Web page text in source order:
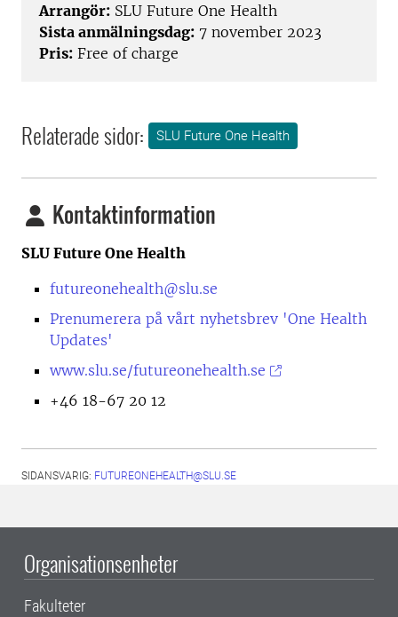
Arrangör: SLU Future One Health
Sista anmälningsdag: 7 november 2023
Pris: Free of charge
Relaterade sidor: SLU Future One Health
Kontaktinformation
SLU Future One Health
futureonehealth@slu.se
Prenumerera på vårt nyhetsbrev 'One Health
Updates'
www.slu.se/futureonehealth.se
+46 18-67 20 12
SIDANSVARIG: FUTUREONEHEALTH@SLU.SE
Organisationsenheter
Fakulteter